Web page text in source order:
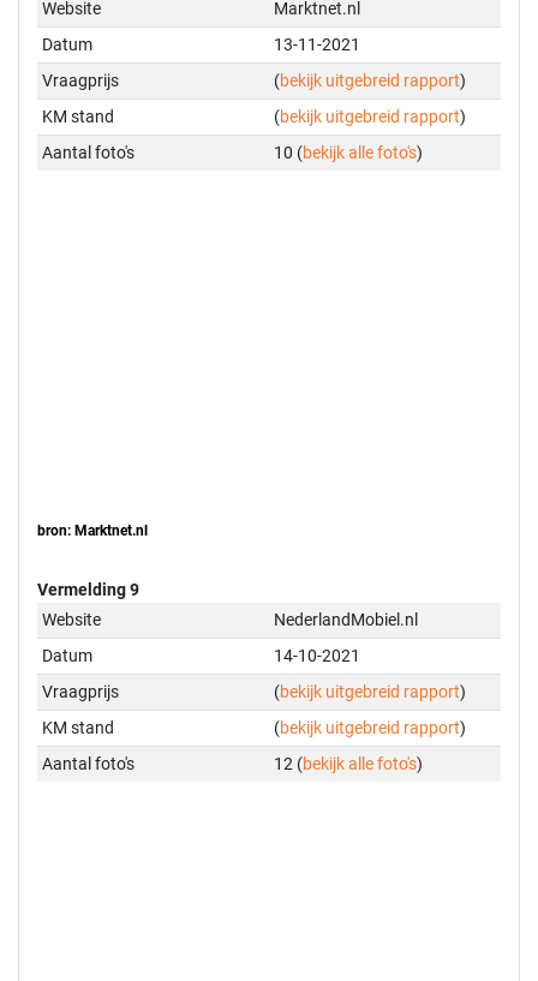
Website
Marktnet.nl
Datum
13-11-2021
Vraagprijs
(bekijk uitgebreid rapport)
KM stand
(bekijk uitgebreid rapport)
Aantal foto's
10 (bekijk alle foto's)
bron: Marktnet.nl
Vermelding 9
Website
NederlandMobiel.nl
Datum
14-10-2021
Vraagprijs
(bekijk uitgebreid rapport)
KM stand
(bekijk uitgebreid rapport)
Aantal foto's
12 (bekijk alle foto's)